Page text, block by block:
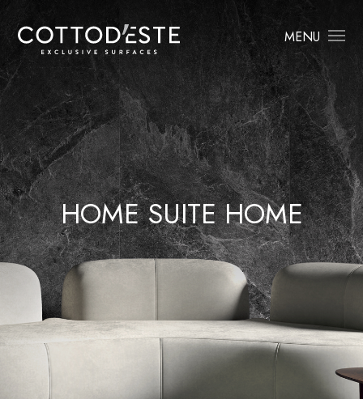
MENU
HOME SUITE HOME